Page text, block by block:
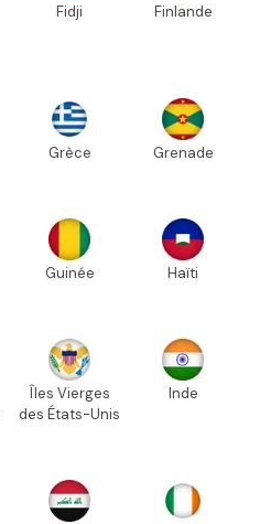
Fidji Finlande
Grèce Grenade
Guinée Haïti
Îles Vierges
des États-Unis
Inde